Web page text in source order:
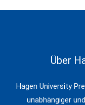
Über
Hagen University
unabhängiger